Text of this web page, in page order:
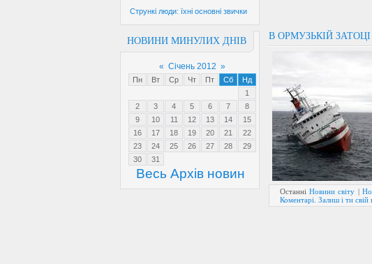
Стрункі люди: їхні основні звички
НОВИНИ МИНУЛИХ ДНІВ
« Січень 2012 »
Пн Вт Ср Чт Пт Сб
Нд
1
2
3 4 5 6 7
8
9
10 11 12 13 14
15
16
17 18 19 20 21
22
23
24 25 26 27 28
29
30
31
Весь Архів новин
В ОРМУЗЬКІЙ
ОстанніНовини світу |
Коментарі. Залиш і ти